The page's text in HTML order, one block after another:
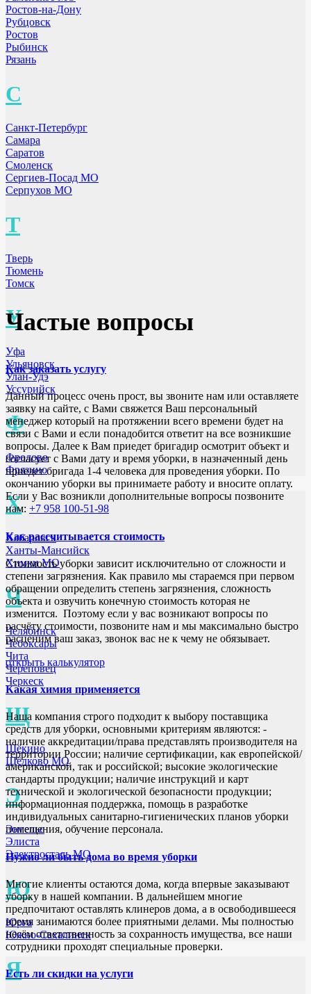
Ростов-на-Дону
Рубцовск
Ростов
Рыбинск
Рязань
С
Санкт-Петербург
Самара
Саратов
Смоленск
Сергиев-Посад МО
Серпухов МО
Т
Тверь
Тюмень
Томск
У
Уфа
Ульяновск
Улан-Удэ
Уссурийск
Ф
Фролово
Фрязино
Х
Хабаровск
Ханты-Мансийск
Химки МО
Ч
Челябинск
Чебоксары
Чита
Череповец
Черкеск
Щ
Щёкино
Щёлково МО
Э
Энгельс
Элиста
Электросталь МО
Ю
Юрга
Южно-Сахалинск
Я
Частые вопросы
Как заказать услугу
Данный процесс очень прост, вы звоните нам или оставляете
заявку на сайте, с Вами свяжется Ваш персональный
менеджер который на протяжении всего времени будет на
связи с Вами и если понадобится ответит на все возникшие
вопросы. Далее к Вам приедет бригадир осмотрит объект и
согласует с Вами дату и время уборки, в назначенный день
приедет бригада 1-4 человека для проведения уборки. По
окончанию уборки вы принимаете работу и вносите оплату.
Если у Вас возникли дополнительные вопросы позвоните
нам: +7 958 100-51-98
Как рассчитывается стоимость
Стоимость уборки зависит исключительно от сложности и
степени загрязнения. Как правило мы стараемся при первом
обращении определить степень загрязнения, сложность
объекта и озвучить конечную стоимость которая не
изменится. Поэтому если у вас возникают вопросы по
расчёту стоимости, позвоните нам и мы максимально быстро
расценим ваш заказ, звонок вас не к чему не обязывает.
открыть калькулятор
Какая химия применяется
Наша компания строго подходит к выбору поставщика
средств для уборки, основными критериям являются: -
наличие аккредитации/права представлять производителя на
территории России; наличие сертификации, как европейской/
американской, так и российской; высокие экологические
стандарты продукции; наличие инструкций и карт
технической и экологической безопасности продукции;
информационная поддержка, помощь в разработке
индивидуальных санитарно-гигиенических планов уборки
помещения, обучение персонала.
Нужно ли быть дома во время уборки
Многие клиенты остаются дома, когда впервые заказывают
уборку в нашей компании. В дальнейшем многие
предпочитают оставлять клинеров дома, а в освободившееся
время занимаются более приятными делами. Мы полностью
несём ответственность за сохранность имущества, все наши
сотрудники проходят специальные проверки.
Есть ли скидки на услуги